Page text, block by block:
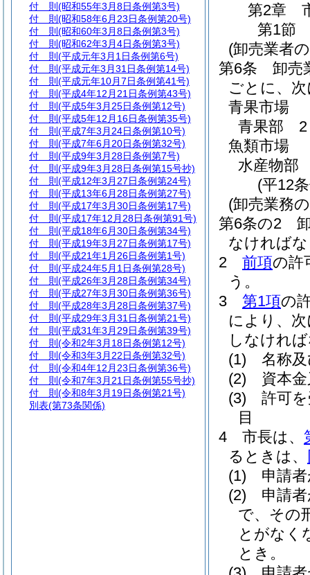
第2章
第1節
(卸売業者
第6条
卸売
ごとに、
青果市場
青果部 2
魚類市場
水産物
(平12
(卸売業務
第6条の2
なければ
2
前項の許
う。
3
第1項の
により、
しなけれ
(1)
名称
(2)
資本
(3)
許可
目
4
市長は、
るときは、
(1)
申請
(2)
申請
で、その
とがなく
とき。
付 則 (昭和55年3月8日条例第3号)
付 則 (昭和58年6月23日条例第20号)
付 則 (昭和60年3月8日条例第3号)
付 則 (昭和62年3月4日条例第3号)
付 則 (平成元年3月1日条例第6号)
付 則 (平成元年3月31日条例第14号)
付 則 (平成元年10月7日条例第41号)
付 則 (平成4年12月21日条例第43号)
付 則 (平成5年3月25日条例第12号)
付 則 (平成5年12月16日条例第35号)
付 則 (平成7年3月24日条例第10号)
付 則 (平成7年6月20日条例第32号)
付 則 (平成9年3月28日条例第7号)
付 則 (平成9年3月28日条例第15号抄)
付 則 (平成12年3月27日条例第24号)
付 則 (平成13年6月28日条例第27号)
付 則 (平成17年3月30日条例第17号)
付 則 (平成17年12月28日条例第91号)
付 則 (平成18年6月30日条例第34号)
付 則 (平成19年3月27日条例第17号)
付 則 (平成21年1月26日条例第1号)
付 則 (平成24年5月1日条例第28号)
付 則 (平成26年3月28日条例第34号)
付 則 (平成27年3月30日条例第36号)
付 則 (平成28年3月28日条例第37号)
付 則 (平成29年3月31日条例第21号)
付 則 (平成31年3月29日条例第39号)
付 則 (令和2年3月18日条例第12号)
付 則 (令和3年3月22日条例第32号)
付 則 (令和4年12月23日条例第36号)
付 則 (令和7年3月21日条例第55号抄)
付 則 (令和8年3月19日条例第21号)
別表(第73条関係)